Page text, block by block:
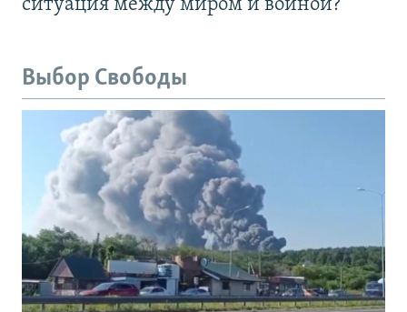
ситуация между миром и войной?
Выбор Свободы